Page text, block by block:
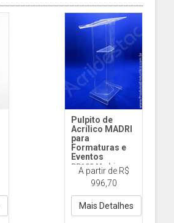
Pulpito de
Acrílico MADRI
para
Formaturas e
Eventos
PP109 Madri
Cristal
A partir de R$
996,70
Mais Detalhes